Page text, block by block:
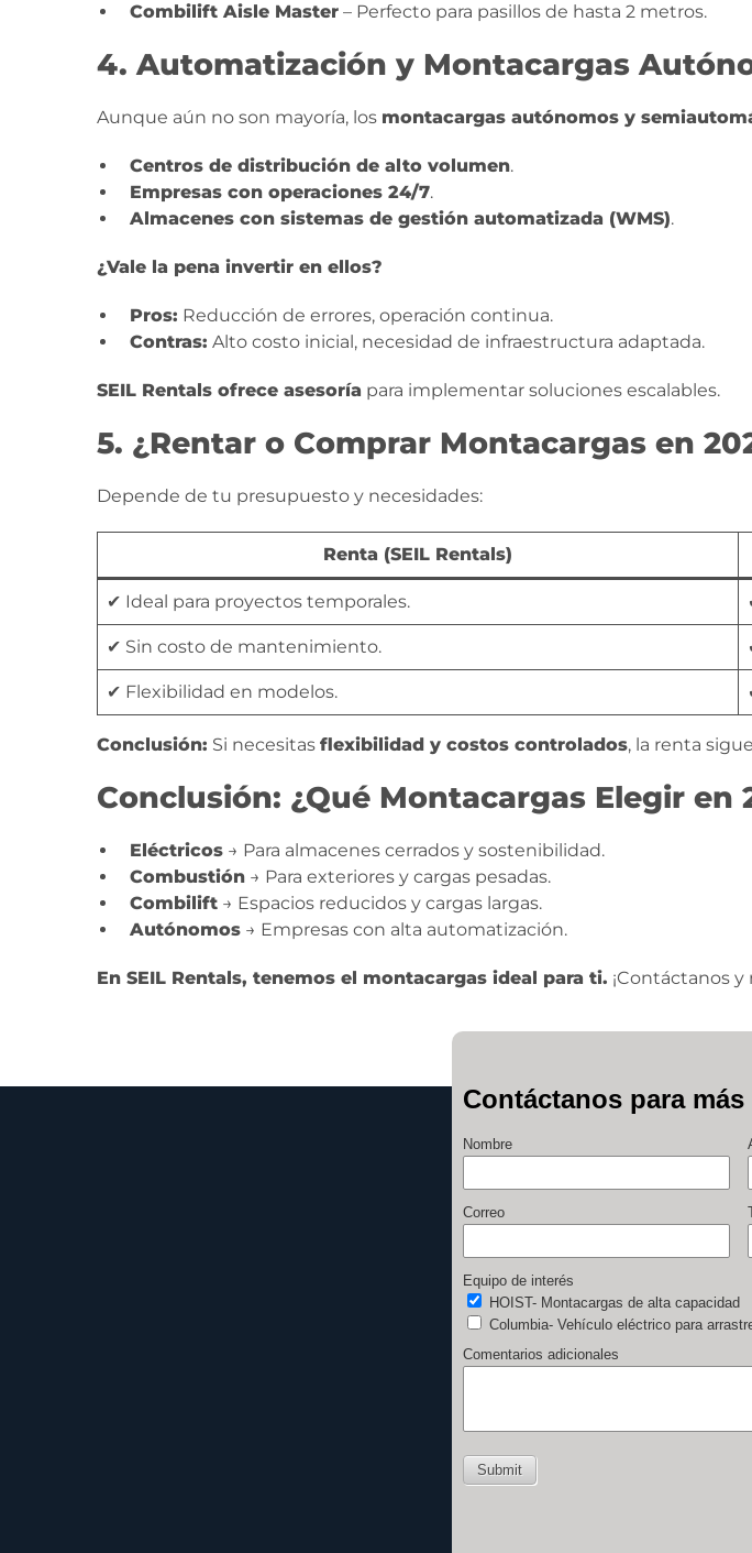
Combilift Aisle Master – Perfecto para pasillos de hasta 2 metros.
4. Automatización y Montacargas
Aunque aún no son mayoría, los montacargas autónomos y
Centros de distribución de alto volumen.
Empresas con operaciones 24/7.
Almacenes con sistemas de gestión automatizada (WMS).
¿Vale la pena invertir en ellos?
Pros: Reducción de errores, operación continua.
Contras: Alto costo inicial, necesidad de infraestructura adaptada.
SEIL Rentals ofrece asesoría para implementar soluciones escalables.
5. ¿Rentar o Comprar Montacargas en
Depende de tu presupuesto y necesidades:
Renta (SEIL Rentals)
✔ Ideal para proyectos temporales.
✔ Sin costo de mantenimiento.
✔ Flexibilidad en modelos.
Conclusión: Si necesitas flexibilidad y costos controlados, la renta
Conclusión: ¿Qué Montacargas Elegir en
Eléctricos → Para almacenes cerrados y sostenibilidad.
Combustión → Para exteriores y cargas pesadas.
Combilift → Espacios reducidos y cargas largas.
Autónomos → Empresas con alta automatización.
En SEIL Rentals, tenemos el montacargas ideal para ti. ¡Contáctanos y